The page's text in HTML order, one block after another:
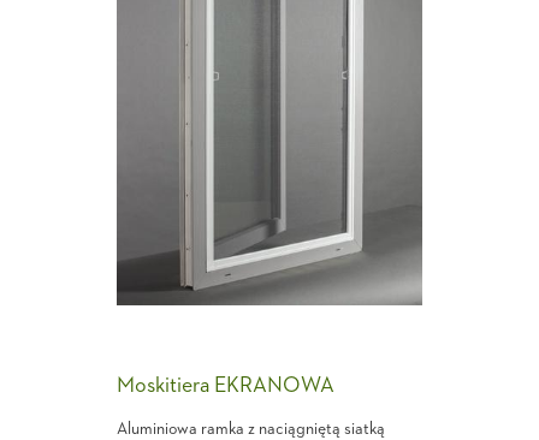
Moskitiera EKRANOWA
Aluminiowa ramka z naciągniętą siatką